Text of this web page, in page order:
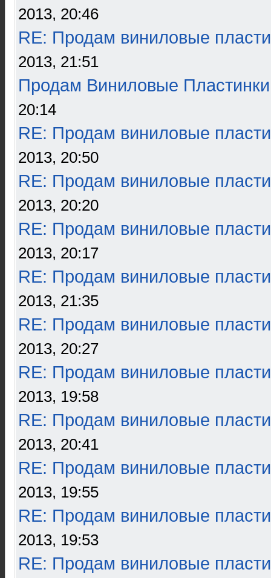
2013, 20:46
RE: Продам виниловые
2013, 21:51
Продам Виниловые Пластинки
20:14
RE: Продам виниловые
2013, 20:50
RE: Продам виниловые
2013, 20:20
RE: Продам виниловые
2013, 20:17
RE: Продам виниловые
2013, 21:35
RE: Продам виниловые
2013, 20:27
RE: Продам виниловые
2013, 19:58
RE: Продам виниловые
2013, 20:41
RE: Продам виниловые
2013, 19:55
RE: Продам виниловые
2013, 19:53
RE: Продам виниловые